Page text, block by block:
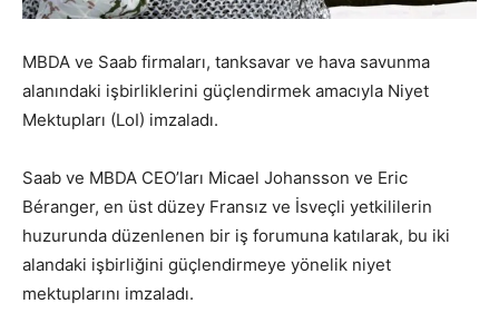
MBDA ve Saab firmaları, tanksavar ve hava savunma
alanındaki işbirliklerini güçlendirmek amacıyla Niyet
Mektupları (LoI) imzaladı.
Saab ve MBDA CEO’ları Micael Johansson ve Eric
Béranger, en üst düzey Fransız ve İsveçli yetkililerin
huzurunda düzenlenen bir iş forumuna katılarak, bu iki
alandaki işbirliğini güçlendirmeye yönelik niyet
mektuplarını imzaladı.